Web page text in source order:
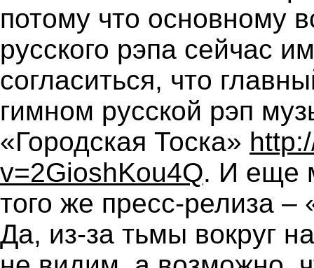
потому что основному
русского рэпа сейчас
согласиться, что
гимном русской рэп
«Городская Тоска»
v=2GioshKou4Q. И еще
того же пресс-релиза –
Да, из-за тьмы вокруг